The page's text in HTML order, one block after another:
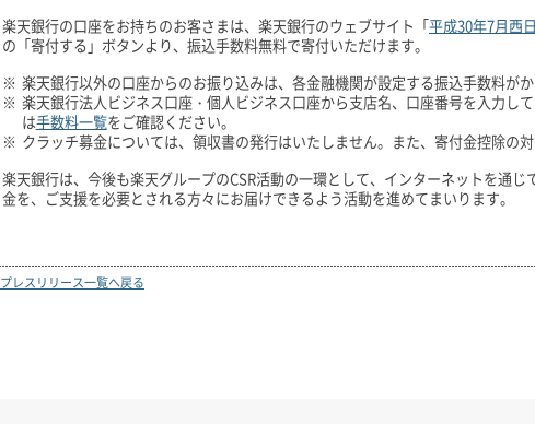
楽天銀行の口座をお持ちのお客さまは、楽天銀行のウェブサイト「平成30年7月西
の「寄付する」ボタンより、振込手数料無料で寄付いただけます。
※ 楽天銀行以外の口座からのお振り込みは、各金融機関が設定する振込手数料がか
※ 楽天銀行法人ビジネス口座・個人ビジネス口座から支店名、口座番号を入力し
は手数料一覧をご確認ください。
※ クラッチ募金については、領収書の発行はいたしません。また、寄付金控除の対
楽天銀行は、今後も楽天グループのCSR活動の一環として、インターネットを通
金を、ご支援を必要とされる方々にお届けできるよう活動を進めてまいります。
プレスリリース一覧へ戻る